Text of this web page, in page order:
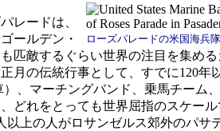
ローズパレードの米国海兵
レードは、
ールデン・
匹敵するぐらい世界の注目を集め
月の伝統行事として、すでに120年
、マーチングバンド、乗馬チーム
どれをとっても世界屈指のスケー
以上の人がロサンゼルス郊外のパサ